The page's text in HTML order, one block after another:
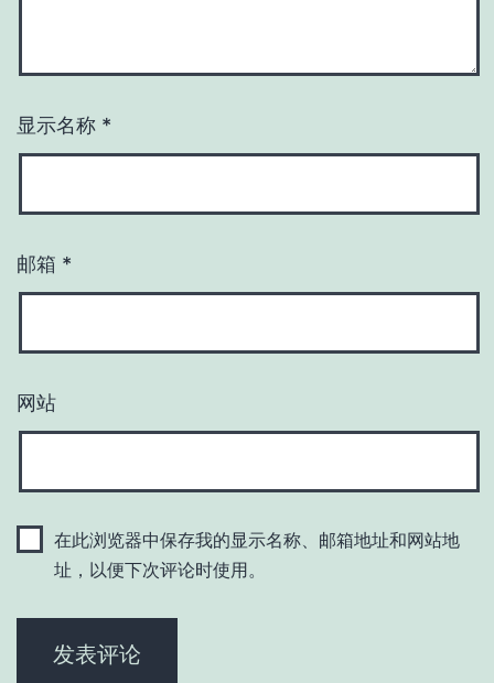
显示名称 *
邮箱 *
网站
在此浏览器中保存我的显示名称、邮箱地址和网站地
址，以便下次评论时使用。